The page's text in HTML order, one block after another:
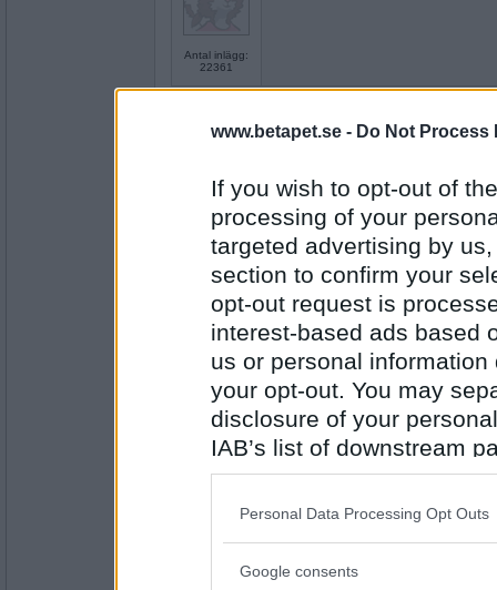
www.betapet.se - Do Not Process
If you wish to opt-out of
processing of your
targeted advertising by
section to confirm your
opt-out request is
interest-based ads based
us or personal
your opt-out. You may
disclosure of your
IAB’s list of downstream
also be disclosed by us
Downstream Participants
Please note that this
Personal Data Processing Opt Outs
Google consents
Antal inlägg:
22361
Antal inlägg:
ur och skur, och
Greta grus
Antal inlägg:
27944
får får bo på
Ruckzuck